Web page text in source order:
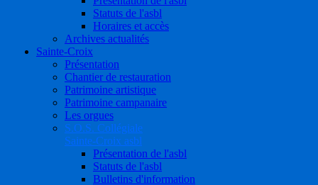
Statuts de l'asbl
Horaires et accès
Archives actualités
Sainte-Croix
Présentation
Chantier de restauration
Patrimoine artistique
Patrimoine campanaire
Les orgues
S.O.S. Collégiale
Sainte-Croix asbl
Présentation de l'asbl
Statuts de l'asbl
Bulletins d'information